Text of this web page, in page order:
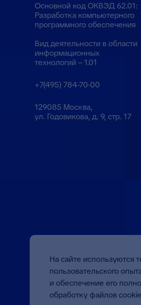
Основной код ОКВЭД 62.01:
Разработка компьютерного
программного обеспечения
Вид деятельности в области
информационных
технологий – 1.01
+7(495) 784-70-00
129085 Москва,
ул. Годовикова, д. 9, стр. 17
ineed@bft.ru
На сайте используются
пользовательского
и обеспечение его
обработку файлов